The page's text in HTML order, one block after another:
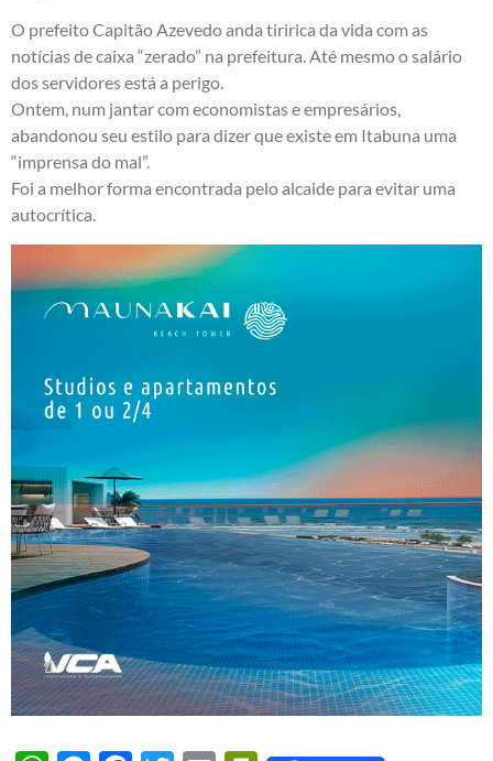
O prefeito Capitão Azevedo anda tiririca da vida com as
notícias de caixa “zerado” na prefeitura. Até mesmo o salário
dos servidores está a perigo.
Ontem, num jantar com economistas e empresários,
abandonou seu estilo para dizer que existe em Itabuna uma
“imprensa do mal”.
Foi a melhor forma encontrada pelo alcaide para evitar uma
autocrítica.